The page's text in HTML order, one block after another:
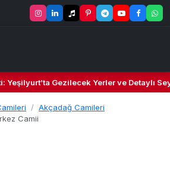
Gezilecek Yerler ve Detaylı
Akçadağ Camileri
Camii